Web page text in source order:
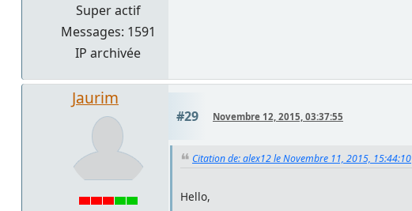
Super actif
Messages: 1591
IP archivée
Jaurim
#29 Novembre 12, 2015, 03:37:55
Citation de: alex12 le Novembre 11, 2015, 15:44:10
Hello,